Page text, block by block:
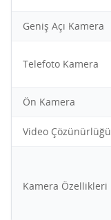
Geniş Açı Kamera
Telefoto Kamera
Ön Kamera
Video Çözünürlüğü
Kamera Özellikleri